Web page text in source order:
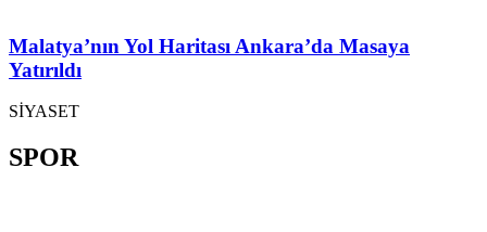
Malatya’nın Yol Haritası Ankara’da Masaya
Yatırıldı
SİYASET
SPOR